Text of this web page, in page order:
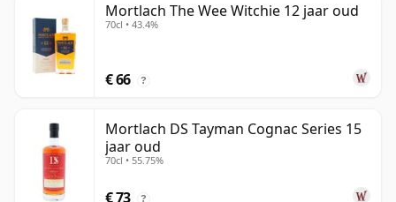
Mortlach The Wee Witchie 12 jaar oud
70cl • 43.4%
€ 66 ?
Mortlach DS Tayman Cognac Series 15
jaar oud
70cl • 55.75%
€ 73 ?